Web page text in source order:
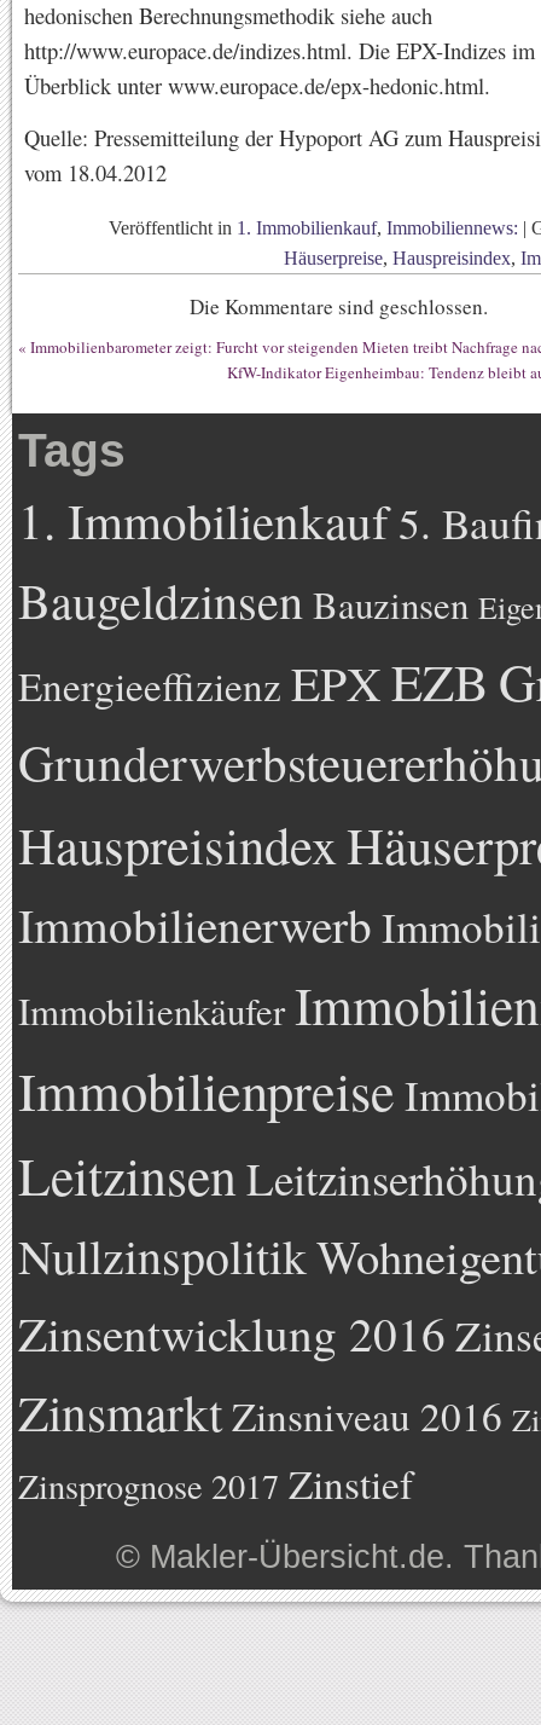
hedonischen Berechnungsmethodik siehe auch
http://www.europace.de/indizes.html. Die EPX-Indizes im
Überblick unter www.europace.de/epx-hedonic.html.
Quelle: Pressemitteilung der Hypoport AG zum
vom 18.04.2012
Veröffentlicht in 1. Immobilienkauf, Immobiliennews: |
Häuserpreise, Hauspreisindex,
Die Kommentare sind geschlossen.
« Immobilienbarometer zeigt: Furcht vor steigenden Mieten treibt Nachfrage
KfW-Indikator Eigenheimbau: Tendenz bleibt
Tags
1. Immobilienkauf5.
BaugeldzinsenBauzinsen
Energieeffizienz EPXEZB
Hauspreisindex
Immobilienerwerb
Immobilienkäufer
Immobilienpreise
Leitzinsen
Nullzinspolitik
Zinsentwicklung 2016
ZinsmarktZinsniveau 2016
Zinsprognose 2017 Zinstief
© Makler-Übersicht.de.